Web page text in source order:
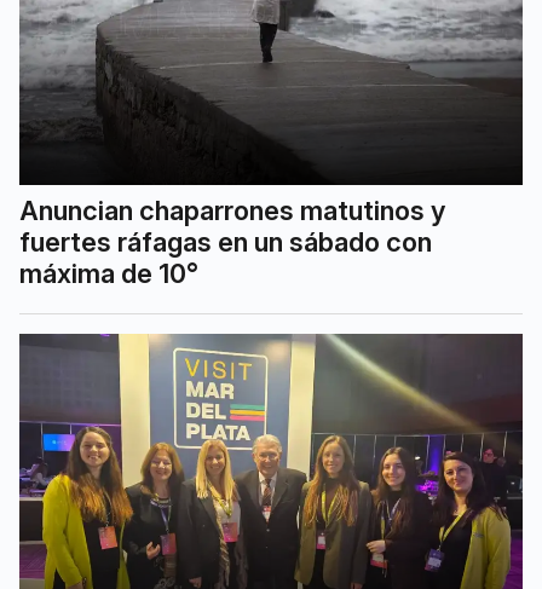
Anuncian chaparrones matutinos y
fuertes ráfagas en un sábado con
máxima de 10°